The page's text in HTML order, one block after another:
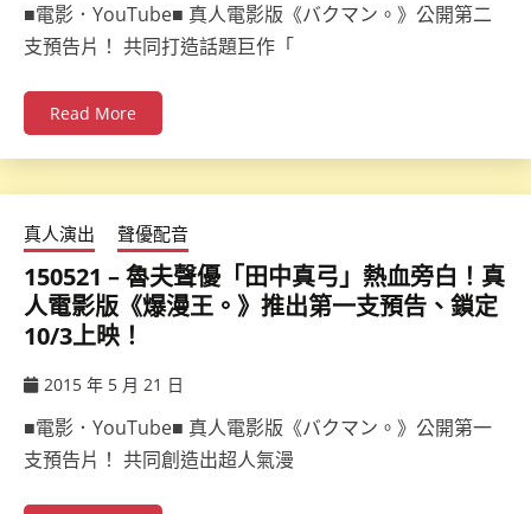
■電影．YouTube■ 真人電影版《バクマン。》公開第二
支預告片！ 共同打造話題巨作「
Read More
真人演出 聲優配音
150521 – 魯夫聲優「田中真弓」熱血旁白！真
人電影版《爆漫王。》推出第一支預告、鎖定
10/3上映！
2015 年 5 月 21 日
■電影．YouTube■ 真人電影版《バクマン。》公開第一
支預告片！ 共同創造出超人氣漫